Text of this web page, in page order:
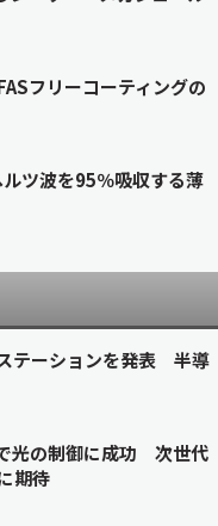
フリーコーティングの
ツ波を95％吸収する薄
テーションを発表 半導
光の制御に成功 次世代
期待